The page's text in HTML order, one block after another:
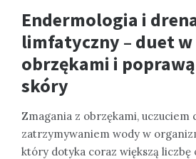
Endermologia i
limfatyczny – duet w
obrzękami i
skóry
Zmagania z obrzękami, uczuciem
zatrzymywaniem wody w
który dotyka coraz większą liczbę